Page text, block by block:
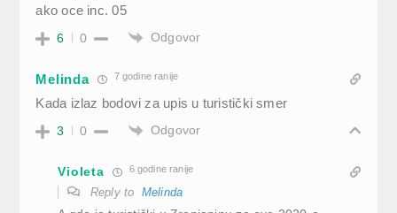
ako oce inc. 05
6 0 Odgovor
Melinda 7 godine ranije
Kada izlaz bodovi za upis u turistički smer
3 0 Odgovor
Violeta 6 godine ranije
Reply to Melinda